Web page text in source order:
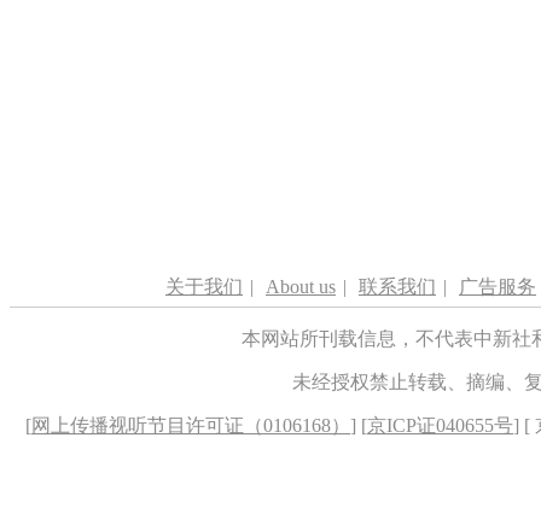
关于我们 | About us | 联系我们 | 广告服务
本网站所刊载信息，不代表中新
未经授权禁止转载、摘编、
[网上传播视听节目许可证（0106168） ] [京ICP证040655号] [